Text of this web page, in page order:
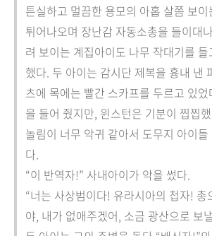
튼실하고 멀끔한 용모의 아홉 살쯤 보
튀어나오며 장난감 자동소총을 들이대
려 보이는 계집아이도 나무 작대기를
했다. 두 아이는 감시단 제복을 흉내 낸
츠에 목에는 빨간 스카프를 두르고 있
을 들어 줬지만, 윈스턴은 기분이 찝찝
놀림이 너무 악귀 같아서 도무지 아이
다.
“이 반역자!” 사내아이가 악을 썼다.
“너는 사상범이다! 유라시아의 첩자! 총
야, 내가 없애주겠어, 소금 광산으로 보